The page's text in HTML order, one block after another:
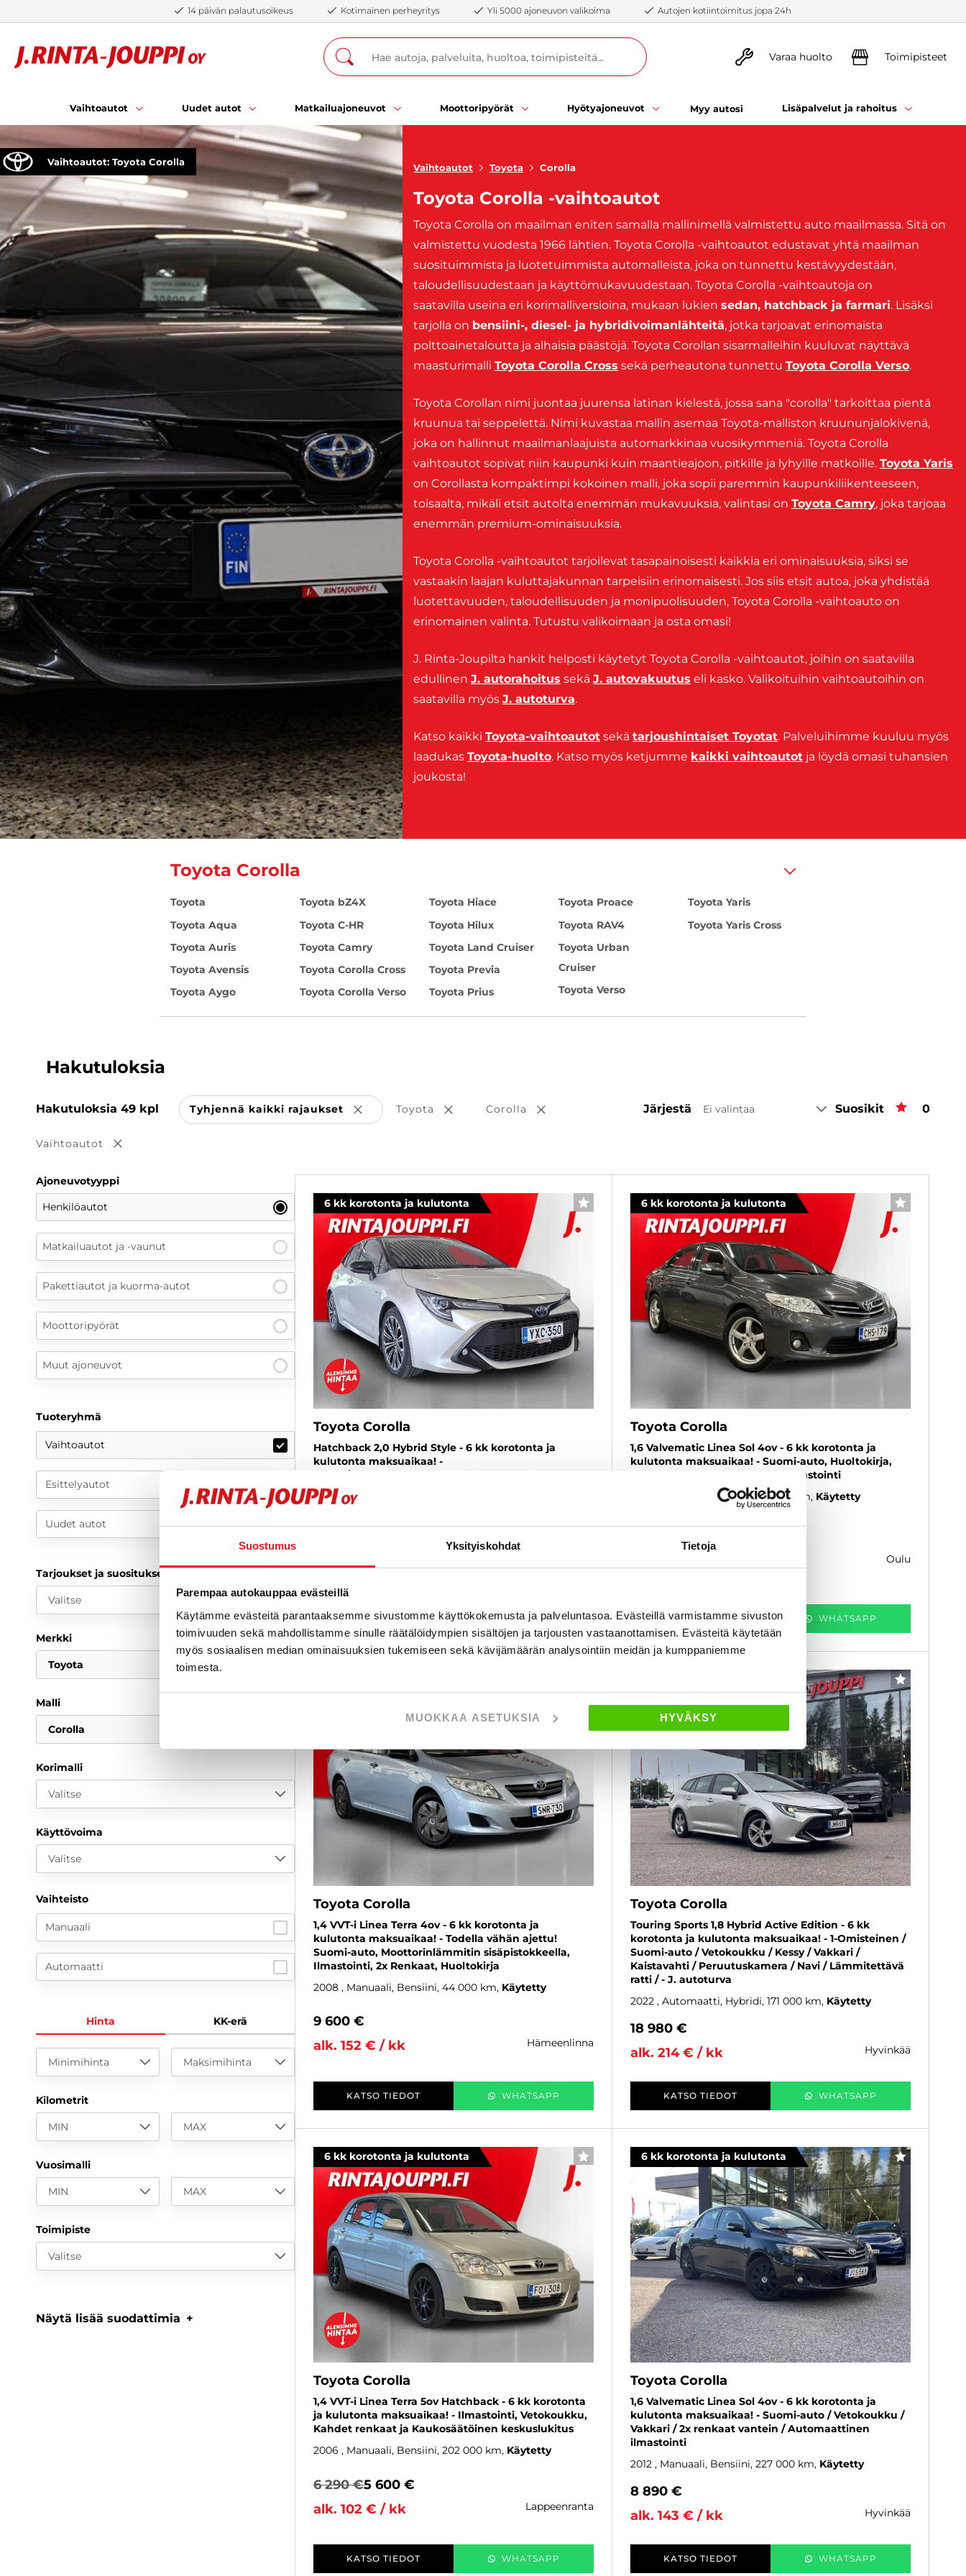
Suostumus Yksityiskohdat Tietoja
Parempaa autokauppaa evästeillä
Käytämme evästeitä parantaaksemme sivustomme käyttökokemusta ja palveluntasoa. Evästeillä varmistamme sivuston
toimivuuden sekä mahdollistamme sinulle räätälöidympien sisältöjen ja tarjousten vastaanottamisen. Evästeitä käytetään
myös sosiaalisen median ominaisuuksien tukemiseen sekä kävijämäärän analysointiin meidän ja kumppaniemme
toimesta.
MUOKKAA ASETUKSIA HYVÄKSY
14 päivän palautusoikeus Kotimainen perheyritys Yli 5000 ajoneuvon valikoima Autojen kotiintoimitus jopa 24h
Varaa huolto Toimipisteet
Vaihtoautot Uudet autot Matkailuajoneuvot Moottoripyörät Hyötyajoneuvot Myy autosi Lisäpalvelut ja rahoitus
Vaihtoautot: Toyota Corolla
Vaihtoautot Toyota Corolla
Toyota Corolla -vaihtoautot
Toyota Corolla on maailman eniten samalla mallinimellä valmistettu auto maailmassa. Sitä on
valmistettu vuodesta 1966 lähtien. Toyota Corolla -vaihtoautot edustavat yhtä maailman
suosituimmista ja luotetuimmista automalleista, joka on tunnettu kestävyydestään,
taloudellisuudestaan ja käyttömukavuudestaan. Toyota Corolla -vaihtoautoja on
saatavilla useina eri korimalliversioina, mukaan lukien sedan, hatchback ja farmari. Lisäksi
tarjolla on bensiini-, diesel- ja hybridivoimanlähteitä, jotka tarjoavat erinomaista
polttoainetaloutta ja alhaisia päästöjä. Toyota Corollan sisarmalleihin kuuluvat näyttävä
maasturimalli Toyota Corolla Cross sekä perheautona tunnettu Toyota Corolla Verso.
Toyota Corollan nimi juontaa juurensa latinan kielestä, jossa sana "corolla" tarkoittaa pientä
kruunua tai seppelettä. Nimi kuvastaa mallin asemaa Toyota-malliston kruununjalokivenä,
joka on hallinnut maailmanlaajuista automarkkinaa vuosikymmeniä. Toyota Corolla
vaihtoautot sopivat niin kaupunki kuin maantieajoon, pitkille ja lyhyille matkoille. Toyota Yaris
on Corollasta kompaktimpi kokoinen malli, joka sopii paremmin kaupunkiliikenteeseen,
toisaalta, mikäli etsit autolta enemmän mukavuuksia, valintasi on Toyota Camry, joka tarjoaa
enemmän premium-ominaisuuksia.
Toyota Corolla -vaihtoautot tarjoilevat tasapainoisesti kaikkia eri ominaisuuksia, siksi se
vastaakin laajan kuluttajakunnan tarpeisiin erinomaisesti. Jos siis etsit autoa, joka yhdistää
luotettavuuden, taloudellisuuden ja monipuolisuuden, Toyota Corolla -vaihtoauto on
erinomainen valinta. Tutustu valikoimaan ja osta omasi!
J. Rinta-Joupilta hankit helposti käytetyt Toyota Corolla -vaihtoautot, joihin on saatavilla
edullinen J. autorahoitus sekä J. autovakuutus eli kasko. Valikoituihin vaihtoautoihin on
saatavilla myös J. autoturva.
Katso kaikki Toyota-vaihtoautot sekä tarjoushintaiset Toyotat. Palveluihimme kuuluu myös
laadukas Toyota-huolto. Katso myös ketjumme kaikki vaihtoautot ja löydä omasi tuhansien
joukosta!
Toyota Corolla
Toyota
Toyota Aqua
Toyota Auris
Toyota Avensis
Toyota Aygo
Toyota bZ4X
Toyota C-HR
Toyota Camry
Toyota Corolla Cross
Toyota Corolla Verso
Toyota Hiace
Toyota Hilux
Toyota Land Cruiser
Toyota Previa
Toyota Prius
Toyota Proace
Toyota RAV4
Toyota Urban
Cruiser
Toyota Verso
Toyota Yaris
Toyota Yaris Cross
Hakutuloksia
Hakutuloksia 49 kpl Tyhjennä kaikki rajaukset Poista valinta
Toyota Poista valinta
Corolla Poista valinta
Vaihtoautot Poista valinta
Järjestä Ei valintaa Suosikit 0
Ajoneuvotyyppi
Henkilöautot
Matkailuautot ja -vaunut
Pakettiautot ja kuorma-autot
Moottoripyörät
Muut ajoneuvot
Tuoteryhmä
Vaihtoautot
Esittelyautot
Uudet autot
Tarjoukset ja suositukset
Valitse
Merkki
Toyota
Malli
Corolla
Korimalli
Valitse
Käyttövoima
Valitse
Vaihteisto
Manuaali
Automaatti
Hinta KK-erä
Minimihinta Maksimihinta
Kilometrit
MIN MAX
Vuosimalli
MIN MAX
Toimipiste
Valitse
Näytä lisää suodattimia
6 kk korotonta ja kulutonta SUOSIKKI
Toyota Corolla
Hatchback 2,0 Hybrid Style - 6 kk korotonta ja
kulutonta maksuaikaa! -
Vetokoukku, Vakionopeudensäädin, Kaistavahti - J.
autoturva
2019 , Automaatti, Hybridi, 68 400 km Käytetty
KATSO TIEDOT WHATSAPP
6 kk korotonta ja kulutonta SUOSIKKI
Toyota Corolla
1,6 Valvematic Linea Sol 4ov - 6 kk korotonta ja
kulutonta maksuaikaa! - Suomi-auto, Huoltokirja,
Vetokoukku, Automaattinen ilmastointi
, Manuaali, Bensiini, 219 000 km Käytetty
8 900 €
oulu
KATSO TIEDOT WHATSAPP
Toyota Corolla
1,4 VVT-i Linea Terra 4ov - 6 kk korotonta ja
kulutonta maksuaikaa! - Todella vähän ajettu!
Suomi-auto, Moottorinlämmitin sisäpistokkeella,
Ilmastointi, 2x Renkaat, Huoltokirja
2008 , Manuaali, Bensiini, 44 000 km Käytetty
9 600 €
alk. 152 € / kk
hämeenlinna
KATSO TIEDOT WHATSAPP
SUOSIKKI
Toyota Corolla
Touring Sports 1,8 Hybrid Active Edition - 6 kk
korotonta ja kulutonta maksuaikaa! - 1-Omisteinen /
Suomi-auto / Vetokoukku / Kessy / Vakkari /
Kaistavahti / Peruutuskamera / Navi / Lämmitettävä
ratti / - J. autoturva
2022 , Automaatti, Hybridi, 171 000 km Käytetty
18 980 €
alk. 214 € / kk
hyvinkää
KATSO TIEDOT WHATSAPP
6 kk korotonta ja kulutonta SUOSIKKI
Toyota Corolla
1,4 VVT-i Linea Terra 5ov Hatchback - 6 kk korotonta
ja kulutonta maksuaikaa! - Ilmastointi, Vetokoukku,
Kahdet renkaat ja Kaukosäätöinen keskuslukitus
2006 , Manuaali, Bensiini, 202 000 km Käytetty
6 290 €5 600 €
alk. 102 € / kk
lappeenranta
KATSO TIEDOT WHATSAPP
6 kk korotonta ja kulutonta SUOSIKKI
Toyota Corolla
1,6 Valvematic Linea Sol 4ov - 6 kk korotonta ja
kulutonta maksuaikaa! - Suomi-auto / Vetokoukku /
Vakkari / 2x renkaat vantein / Automaattinen
ilmastointi
2012 , Manuaali, Bensiini, 227 000 km Käytetty
8 890 €
alk. 143 € / kk
hyvinkää
KATSO TIEDOT WHATSAPP